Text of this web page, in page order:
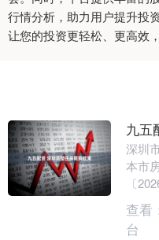
行情分析，助力用户提升投
让您的投资更轻松、更高效
九五
深圳
本市
〔
居民
市场
查看
台